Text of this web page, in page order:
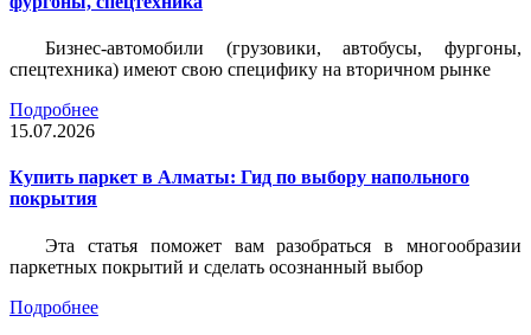
Бизнес-автомобили (грузовики, автобусы, фургоны,
спецтехника) имеют свою специфику на вторичном рынке
Подробнее
15.07.2026
Купить паркет в Алматы: Гид по выбору напольного
покрытия
Эта статья поможет вам разобраться в многообразии
паркетных покрытий и сделать осознанный выбор
Подробнее